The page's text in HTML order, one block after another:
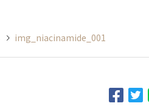
img_niacinamide_001